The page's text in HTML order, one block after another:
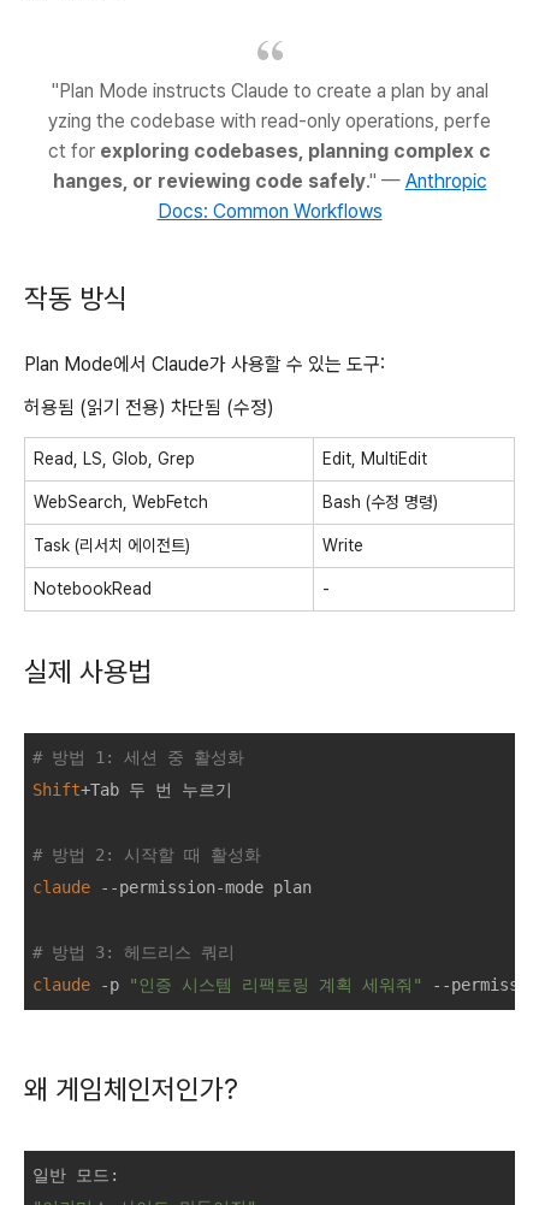
"Plan Mode instructs Claude to create a plan by anal
yzing the codebase with read-only operations, perfe
ct for exploring codebases, planning complex c
hanges, or reviewing code safely." — Anthropic
Docs: Common Workflows
작동 방식
Plan Mode에서 Claude가 사용할 수 있는 도구:
허용됨 (읽기 전용) 차단됨 (수정)
Read, LS, Glob, Grep Edit, MultiEdit
WebSearch, WebFetch Bash (수정 명령)
Task (리서치 에이전트) Write
NotebookRead -
실제 사용법
# 방법 1: 세션 중 활성화
Shift+Tab 두 번 누르기
# 방법 2: 시작할 때 활성화
claude --permission-mode plan
# 방법 3: 헤드리스 쿼리
claude -p "인증 시스템 리팩토링 계획 세워줘"
왜 게임체인저인가?